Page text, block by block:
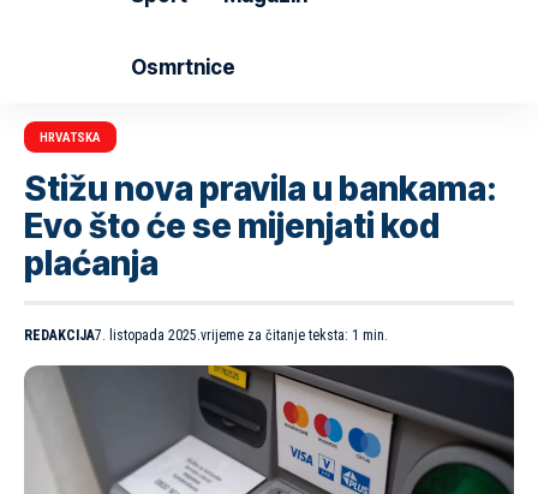
Osmrtnice
HRVATSKA
Stižu nova pravila u bankama:
Evo što će se mijenjati kod
plaćanja
REDAKCIJA7. listopada 2025.vrijeme za čitanje teksta: 1 min.